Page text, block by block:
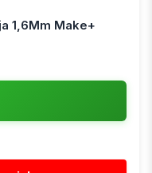
1,6Mm Make+